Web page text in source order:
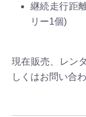
継続走行距
リー1個)
現在販売、レン
しくはお問い合